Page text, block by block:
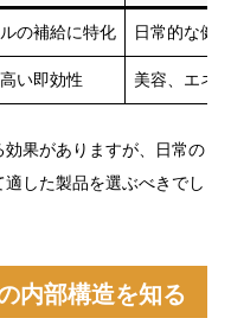
の補給に特化 日常的な健
い即効性 美容、エネ
果がありますが、日常の
した製品を選ぶべきでし
内部構造を知る